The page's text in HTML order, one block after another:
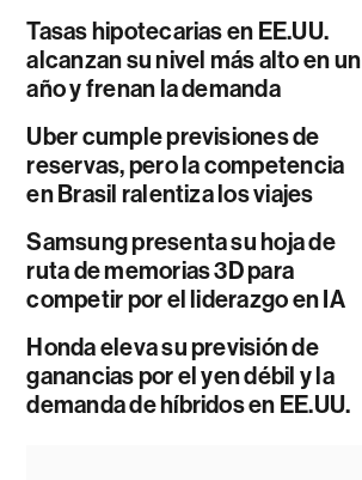
Tasas hipotecarias en EE.UU.
alcanzan su nivel más alto en un
año y frenan la demanda
Uber cumple previsiones de
reservas, pero la competencia
en Brasil ralentiza los viajes
Samsung presenta su hoja de
ruta de memorias 3D para
competir por el liderazgo en IA
Honda eleva su previsión de
ganancias por el yen débil y la
demanda de híbridos en EE.UU.